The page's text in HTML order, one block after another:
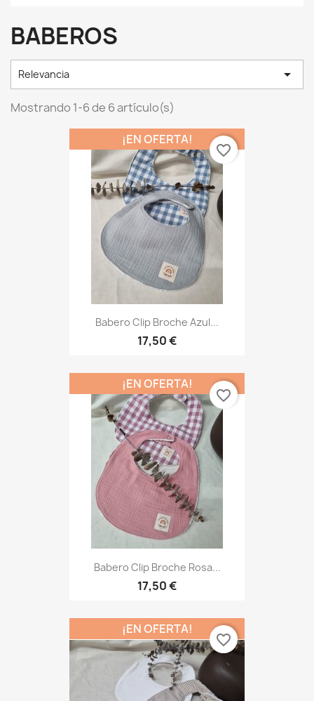
BABEROS
Relevancia 
Mostrando 1-6 de 6 artículo(s)
Babero Clip Broche Azul...
17,50 €
¡EN OFERTA!
favorite_border
Babero Clip Broche Rosa...
17,50 €
¡EN OFERTA!
favorite_border
¡EN OFERTA!
favorite_border